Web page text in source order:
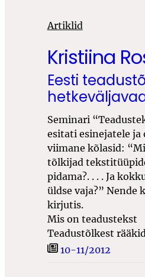
Artiklid
Kristiina
Eesti
Seminari
esitati esinejatele ja
viimane kõlasid:
tõlkijad
pidama?. . . .Ja
üldse vaja?”
kirjutis.
Mis on teadustekst
Teadustõlkest
10-11/2012